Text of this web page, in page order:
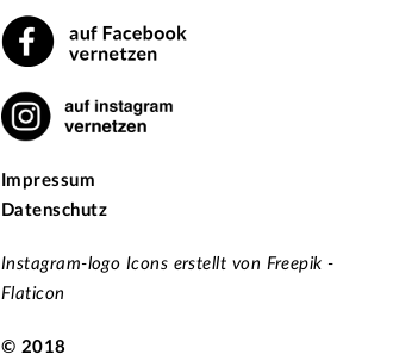
Impressum
Datenschutz
Instagram-logo Icons erstellt von Freepik -
Flaticon
© 2018